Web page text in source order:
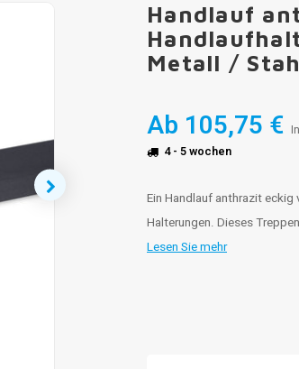
Handlauf
Metall /
Ab 105,75 €
4 - 5 wochen
Ein Handlauf anthrazit
Halterungen. Dieses
Lesen Sie mehr